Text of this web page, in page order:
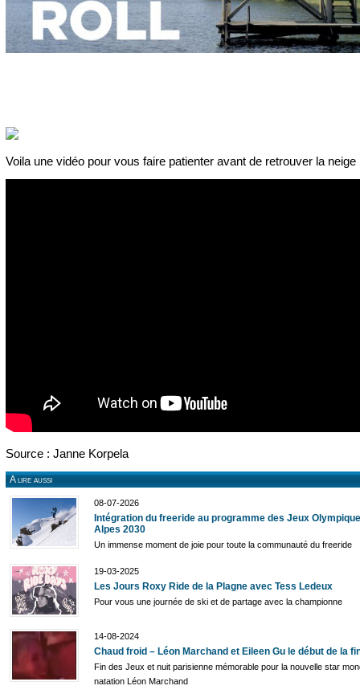
Voila une vidéo pour vous faire patienter avant de retrouver la neige
Source : Janne Korpela
A lire aussi
08-07-2026
Intégration du freeride au programme des Jeux
Alpes 2030
Un immense moment de joie pour toute la communauté du freeride
19-03-2025
Les Jours Roxy Ride de la Plagne avec Tess Ledeux
Pour vous une journée de ski et de partage avec la championne
14-08-2024
Chaud froid – Léon Marchand et Eileen Gu le début de la
Fin des Jeux et nuit parisienne mémorable pour la nouvelle star
natation Léon Marchand